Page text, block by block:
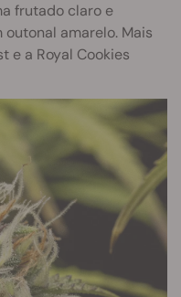
frutado claro e
amarelo. Mais
e a Royal Cookies